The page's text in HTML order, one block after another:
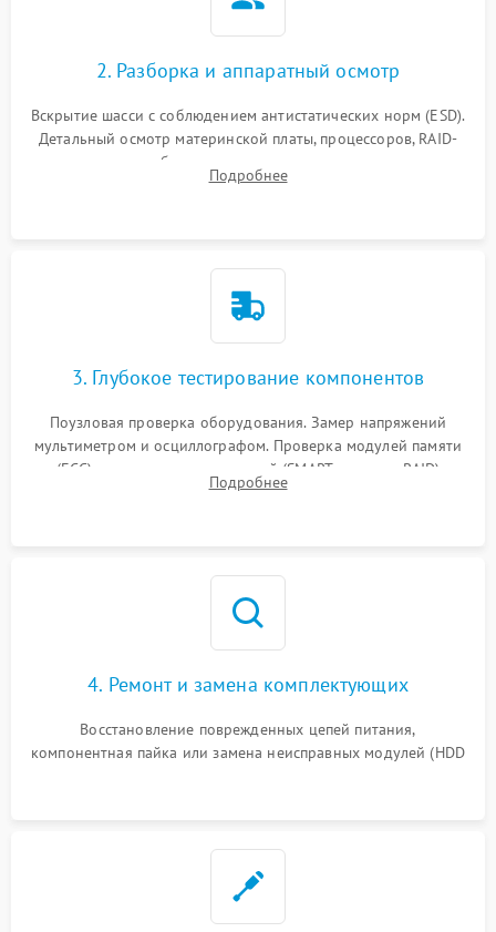
2. Разборка и аппаратный осмотр
Вскрытие шасси с соблюдением антистатических норм (ESD).
Детальный осмотр материнской платы, процессоров, RAID-
контроллеров и блоков питания на наличие термических
повреждений, прогаров или окислений.
Подробнее
3. Глубокое тестирование компонентов
Поузловая проверка оборудования. Замер напряжений
мультиметром и осциллографом. Проверка модулей памяти
(ECC) и состояния накопителей (SMART, массивы RAID)
специализированными диагностическими утилитами.
Подробнее
4. Ремонт и замена комплектующих
Восстановление поврежденных цепей питания,
компонентная пайка или замена неисправных модулей (HDD